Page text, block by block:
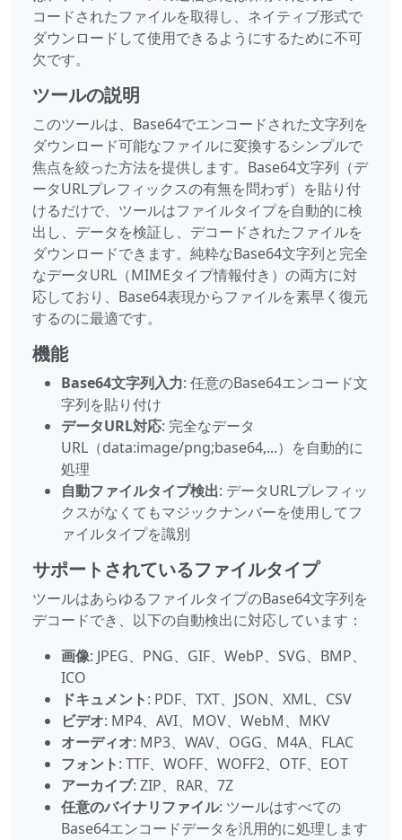
コードされたファイルを取得し、ネイティブ形式で
ダウンロードして使用できるようにするために不可
欠です。
ツールの説明
このツールは、Base64でエンコードされた文字列を
ダウンロード可能なファイルに変換するシンプルで
焦点を絞った方法を提供します。Base64文字列（デ
ータURLプレフィックスの有無を問わず）を貼り付
けるだけで、ツールはファイルタイプを自動的に検
出し、データを検証し、デコードされたファイルを
ダウンロードできます。純粋なBase64文字列と完全
なデータURL（MIMEタイプ情報付き）の両方に対
応しており、Base64表現からファイルを素早く復元
するのに最適です。
機能
Base64文字列入力: 任意のBase64エンコード文
字列を貼り付け
データURL対応: 完全なデータ
URL（data:image/png;base64,...）を自動的に
処理
自動ファイルタイプ検出: データURLプレフィッ
クスがなくてもマジックナンバーを使用してフ
ァイルタイプを識別
サポートされているファイルタイプ
ツールはあらゆるファイルタイプのBase64文字列を
デコードでき、以下の自動検出に対応しています：
画像: JPEG、PNG、GIF、WebP、SVG、BMP、
ICO
ドキュメント: PDF、TXT、JSON、XML、CSV
ビデオ: MP4、AVI、MOV、WebM、MKV
オーディオ: MP3、WAV、OGG、M4A、FLAC
フォント: TTF、WOFF、WOFF2、OTF、EOT
アーカイブ: ZIP、RAR、7Z
任意のバイナリファイル: ツールはすべての
Base64エンコードデータを汎用的に処理します